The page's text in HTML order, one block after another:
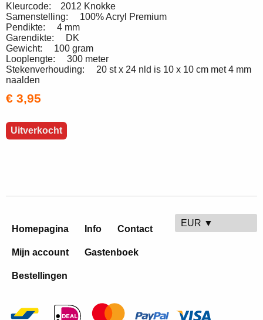
Kleurcode: 2012 Knokke
Samenstelling: 100% Acryl Premium
Pendikte: 4 mm
Garendikte: DK
Gewicht: 100 gram
Looplengte: 300 meter
Stekenverhouding: 20 st x 24 nld is 10 x 10 cm met 4 mm
naalden
€ 3,95
Uitverkocht
Homepagina Info Contact
Mijn account Gastenboek
Bestellingen
EUR ▼